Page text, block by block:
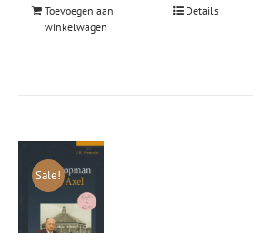
Toevoegen aan
winkelwagen
Details
Sale!